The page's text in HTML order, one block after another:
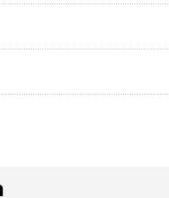
service provided by the